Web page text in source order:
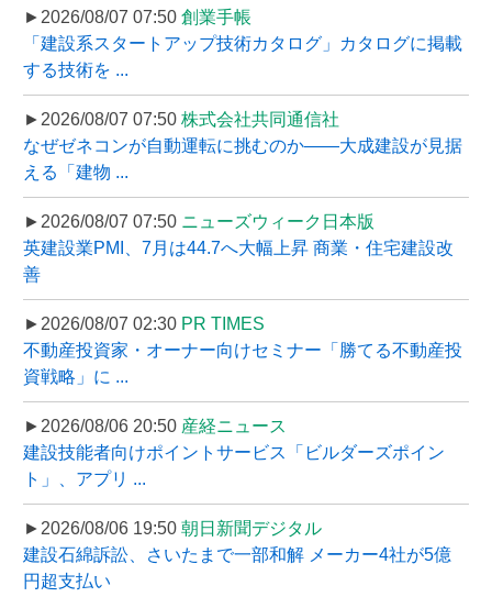
►2026/08/07 07:50 創業手帳
「建設系スタートアップ技術カタログ」カタログに掲載
する技術を ...
►2026/08/07 07:50 株式会社共同通信社
なぜゼネコンが自動運転に挑むのか――大成建設が見据
える「建物 ...
►2026/08/07 07:50 ニューズウィーク日本版
英建設業PMI、7月は44.7へ大幅上昇 商業・住宅建設改
善
►2026/08/07 02:30 PR TIMES
不動産投資家・オーナー向けセミナー「勝てる不動産投
資戦略」に ...
►2026/08/06 20:50 産経ニュース
建設技能者向けポイントサービス「ビルダーズポイン
ト」、アプリ ...
►2026/08/06 19:50 朝日新聞デジタル
建設石綿訴訟、さいたまで一部和解 メーカー4社が5億
円超支払い